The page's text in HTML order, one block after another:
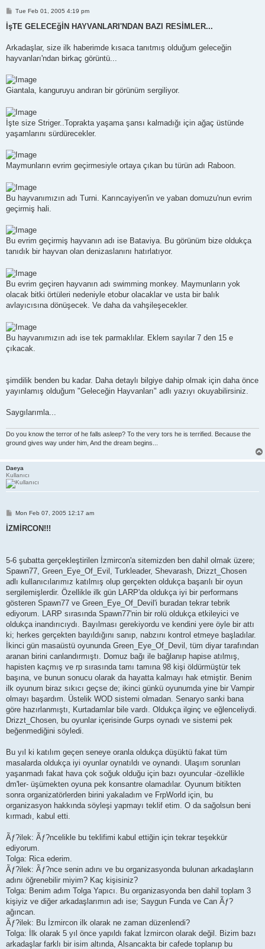
P
s
Tue Feb 01, 2005 4:19 pm
İşTE GELECEğİN HAYVANLARI'NDAN BAZI RESİMLER...
Arkadaşlar, size ilk haberimde kısaca tanıtmış olduğum geleceğin
hayvanları'ndan birkaç görüntü...
Giantala, kanguruyu andıran bir görünüm sergiliyor.
İşte size Striger..Toprakta yaşama şansı kalmadığı için ağaç üstünde
yaşamlarını sürdürecekler.
Maymunların evrim geçirmesiyle ortaya çıkan bu türün adı Raboon.
Bu hayvanımızın adı Turni. Karıncayiyen'in ve yaban domuzu'nun evrim
geçirmiş hali.
Bu evrim geçirmiş hayvanın adı ise Bataviya. Bu görünüm bize oldukça
tanıdık bir hayvan olan denizaslanını hatırlatıyor.
Bu evrim geçiren hayvanın adı swimming monkey. Maymunların yok
olacak bitki örtüleri nedeniyle etobur olacaklar ve usta bir balık
avlayıcısına dönüşecek. Ve daha da vahşileşecekler.
Bu hayvanımızın adı ise tek parmaklılar. Eklem sayılar 7 den 15 e
çıkacak.
şimdilik benden bu kadar. Daha detaylı bilgiye dahip olmak için daha önce
yayınlamış olduğum "Geleceğin Hayvanları" adlı yazıyı okuyabilirsiniz.
Saygılarımla...
Do you know the terror of he falls asleep? To the very tors he is terrified. Because the
ground gives way under him, And the dream begins...
Daeya
Kullanıcı
P
s
Mon Feb 07, 2005 12:17 am
İZMİRCON!!!
5-6 şubatta gerçekleştirilen İzmircon'a sitemizden ben dahil olmak üzere;
Spawn77, Green_Eye_Of_Evil, Turkleader, Shevarash, Drizzt_Chosen
adlı kullanıcılarımız katılmış olup gerçekten oldukça başarılı bir oyun
sergilemişlerdir. Özellikle ilk gün LARP'da oldukça iyi bir performans
gösteren Spawn77 ve Green_Eye_Of_Devil'i buradan tekrar tebrik
ediyorum. LARP sırasında Spawn77'nin bir rolü oldukça etkileyici ve
oldukça inandırıcıydı. Bayılması gerekiyordu ve kendini yere öyle bir attı
ki; herkes gerçekten bayıldığını sanıp, nabzını kontrol etmeye başladılar.
İkinci gün masaüstü oyununda Green_Eye_Of_Devil, tüm diyar tarafından
aranan birini canlandırmıştı. Domuz bağı ile bağlanıp hapise atılmış,
hapisten kaçmış ve rp sırasında tamı tamına 98 kişi öldürmüştür tek
başına, ve bunun sonucu olarak da hayatta kalmayı hak etmiştir. Benim
ilk oyunum biraz sıkıcı geçse de; ikinci günkü oyunumda yine bir Vampir
olmayı başardım. Üstelik WOD sistemi olmadan. Senaryo sanki bana
göre hazırlanmıştı, Kurtadamlar bile vardı. Oldukça ilginç ve eğlenceliydi.
Drizzt_Chosen, bu oyunlar içerisinde Gurps oynadı ve sistemi pek
beğenmediğini söyledi.
Bu yıl ki katılım geçen seneye oranla oldukça düşüktü fakat tüm
masalarda oldukça iyi oyunlar oynatıldı ve oynandı. Ulaşım sorunları
yaşanmadı fakat hava çok soğuk olduğu için bazı oyuncular -özellikle
dm'ler- üşümekten oyuna pek konsantre olamadılar. Oyunum bitikten
sonra organizatörlerden birini yakaladım ve FrpWorld için, bu
organizasyon hakkında söyleşi yapmayı teklif etim. O da sağolsun beni
kırmadı, kabul etti.
Ãƒ?ilek: Ãƒ?ncelikle bu teklifimi kabul ettiğin için tekrar teşekkür
ediyorum.
Tolga: Rica ederim.
Ãƒ?ilek: Ãƒ?nce senin adını ve bu organizasyonda bulunan arkadaşların
adını öğrenebilir miyim? Kaç kişisiniz?
Tolga: Benim adım Tolga Yapıcı. Bu organizasyonda ben dahil toplam 3
kişiyiz ve diğer arkadaşlarımın adı ise; Saygun Funda ve Can Ãƒ?
ağıncan.
Ãƒ?ilek: Bu İzmircon ilk olarak ne zaman düzenlendi?
Tolga: İlk olarak 5 yıl önce yapıldı fakat İzmircon olarak değil. Bizim bazı
arkadaşlar farklı bir isim altında, Alsancakta bir cafede toplanıp bu